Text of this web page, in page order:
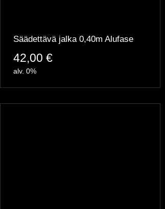
Säädettävä jalka 0,40m Alufase
42,00 €
alv. 0%